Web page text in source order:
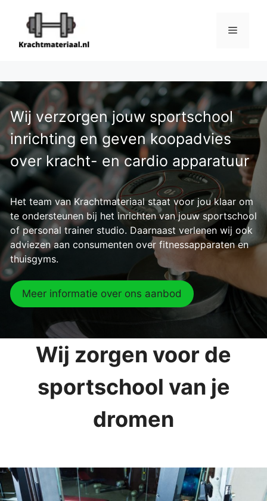
inhoud
Menu
Wij verzorgen jouw sportschool
inrichting en geven koopadvies
over kracht- en cardio apparatuur
Het team van Krachtmateriaal staat voor jou klaar om
te ondersteunen bij het inrichten van jouw sportschool
of personal trainer studio. Daarnaast verlenen wij ook
adviezen aan consumenten over fitnessapparaten en
thuisgyms.
Meer informatie over ons aanbod
Wij zorgen voor de
sportschool van je
dromen